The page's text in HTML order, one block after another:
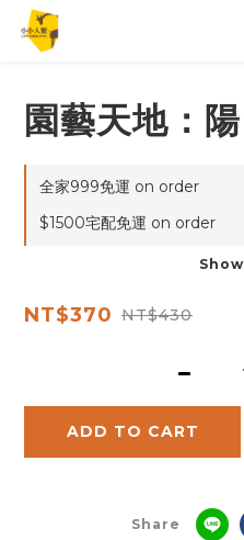
園藝天地：
全家999免運 on order
$1500宅配免運 on order
NT$370 NT$430
ADD TO CART
Share